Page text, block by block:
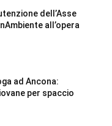
dell’Asse
all’opera
ad Ancona:
per spaccio